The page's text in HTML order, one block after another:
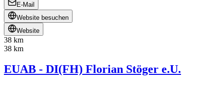
E-Mail
Website besuchen
Website
38 km
38 km
EUAB - DI(FH) Florian Stöger e.U.